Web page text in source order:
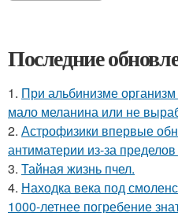
Последние
1. При альбинизме
мало меланина или не
2. Астрофизики впервые
антиматерии из-за
3. Тайная жизнь пчел.
4. Находка века под
1000-летнее погребение